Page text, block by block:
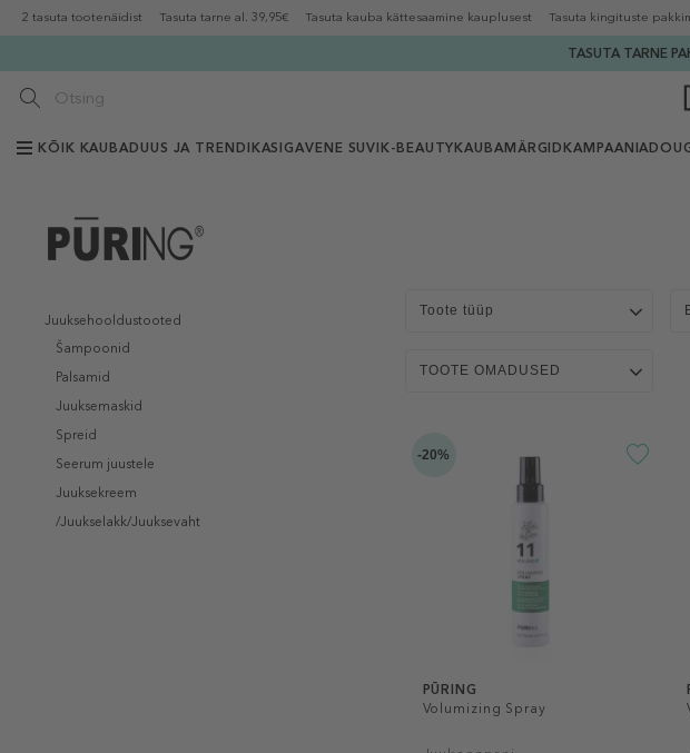
2 tasuta tootenäidist Tasuta tarne al. 39,95€ Tasuta kauba kättesaamine kauplusest Tasuta kingituste
TASUTA TARNE
KÕIK KAUBADUUS JA TRENDIKAS IGAVENE SUVI K-BEAUTY KAUBAMÄRGID KAMPAANIA
Juuksehooldustooted
Šampoonid
Palsamid
Juuksemaskid
Spreid
Seerum juustele
Juuksekreem
/Juukselakk/Juuksevaht
Toote tüüp
TOOTE OMADUSED
-20%
PŪRING
Volumizing Spray